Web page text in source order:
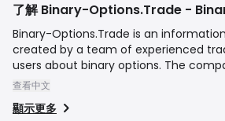
了解 Binary-Options.Trade -
Binary-Options.Trade is an
created by a team of experienced
users about binary options. The
is to share knowledge and offer
experienced, navigate the market.
查看中文
顯示更多